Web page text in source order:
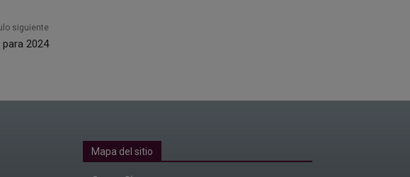
siguiente
2024
Mapa del sitio